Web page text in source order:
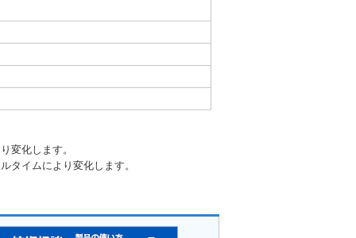
変化します。
タイムにより変化します。